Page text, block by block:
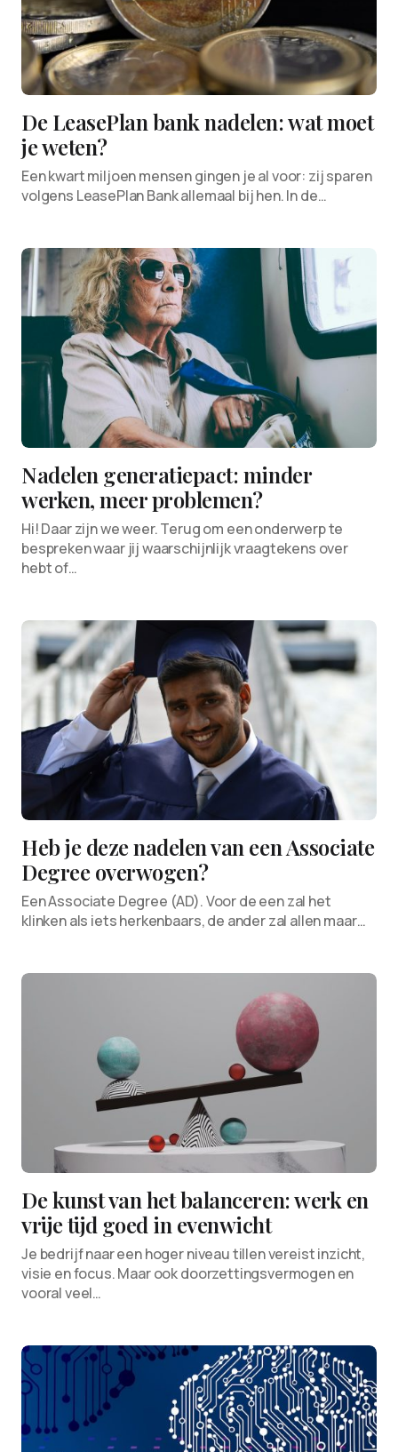
De LeasePlan bank nadelen: wat moet
je weten?
Een kwart miljoen mensen gingen je al voor: zij sparen
volgens LeasePlan Bank allemaal bij hen. In de…
Nadelen generatiepact: minder
werken, meer problemen?
Hi! Daar zijn we weer. Terug om een onderwerp te
bespreken waar jij waarschijnlijk vraagtekens over
hebt of…
Heb je deze nadelen van een Associate
Degree overwogen?
Een Associate Degree (AD). Voor de een zal het
klinken als iets herkenbaars, de ander zal allen maar…
De kunst van het balanceren: werk en
vrije tijd goed in evenwicht
Je bedrijf naar een hoger niveau tillen vereist inzicht,
visie en focus. Maar ook doorzettingsvermogen en
vooral veel…